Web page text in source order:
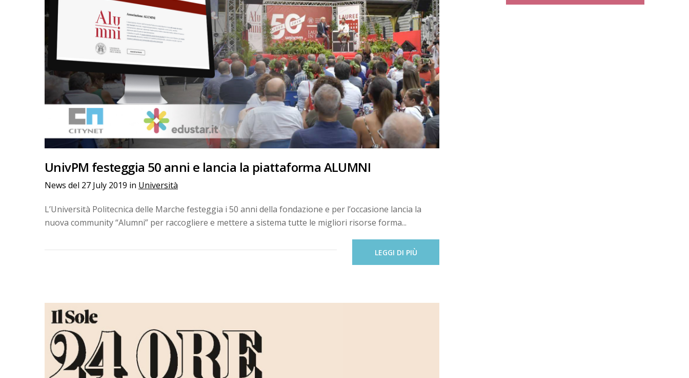
UnivPM festeggia 50 anni e lancia la piattaforma ALUMNI
News del 27 July 2019 in Università
L’Università Politecnica delle Marche festeggia i 50 anni della fondazione e per l’occasione lancia la
nuova community “Alumni” per raccogliere e mettere a sistema tutte le migliori risorse forma...
LEGGI DI PIÙ